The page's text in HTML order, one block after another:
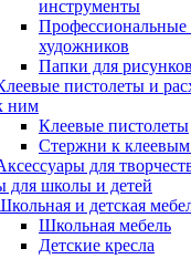
инструменты
Профессиональные
художников
Папки для
пистолеты и
ним
Клеевые пистолеты
Стержни к клеевым
для
для школы и детей
и детская
Школьная мебель
Детские кресла